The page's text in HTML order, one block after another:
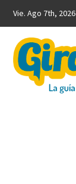
contenido
Vie. Ago 7th, 2026